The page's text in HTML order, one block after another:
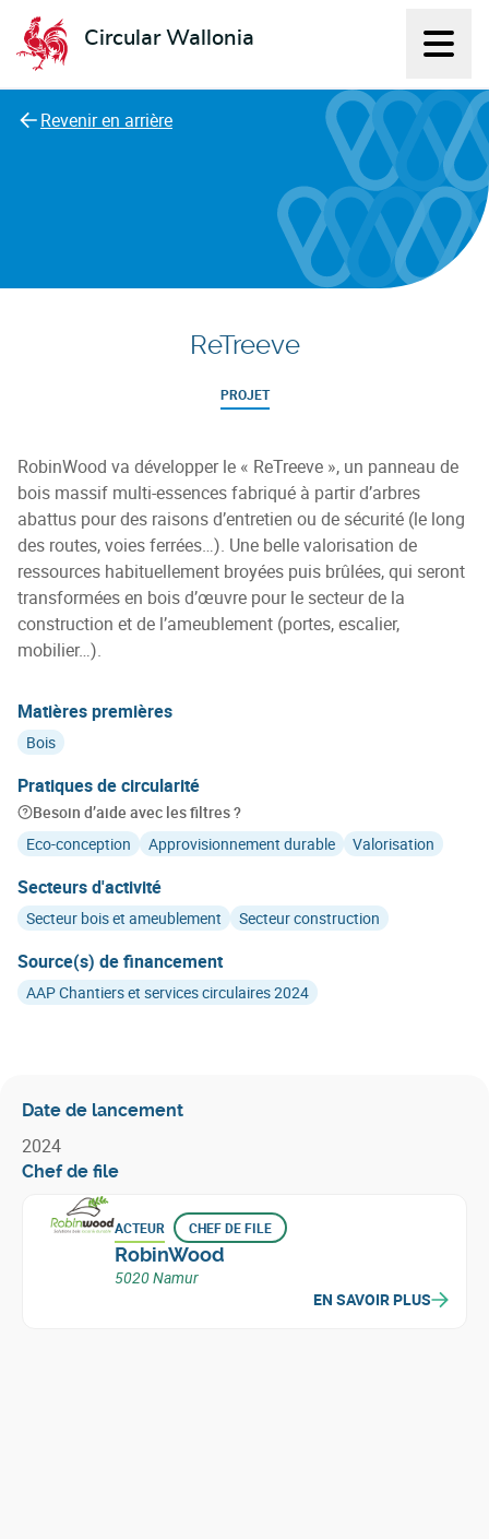
Circular Wallonia
L'économie circulaire
Revenir en arrière
ReTreeve
PROJET
RobinWood va développer le « ReTreeve », un panneau de
bois massif multi-essences fabriqué à partir d’arbres
abattus pour des raisons d’entretien ou de sécurité (le long
des routes, voies ferrées…). Une belle valorisation de
ressources habituellement broyées puis brûlées, qui seront
transformées en bois d’œuvre pour le secteur de la
construction et de l’ameublement (portes, escalier,
mobilier…).
Matières premières
Bois
Pratiques de circularité
Besoin d’aide avec les filtres ?
Eco-conception
Approvisionnement durable Valorisation
Secteurs d'activité
Secteur bois et ameublement Secteur construction
Source(s) de financement
AAP Chantiers et services circulaires 2024
Date de lancement
2024
Chef de file
ACTEUR CHEF DE FILE
RobinWood
5020 Namur
EN SAVOIR PLUS